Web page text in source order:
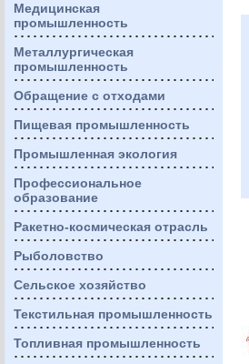
Медицинская
промышленность
Металлургическая
промышленность
Обращение с отходами
Пищевая промышленность
Промышленная экология
Профессиональное
образование
Ракетно-космическая отрасль
Рыболовство
Сельское хозяйство
Текстильная промышленность
Топливная промышленность